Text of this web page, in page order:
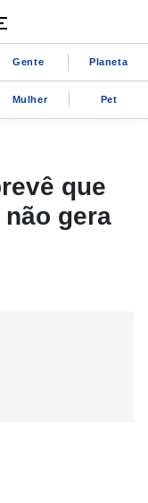
Gente Planeta
Mulher Pet
que
gera